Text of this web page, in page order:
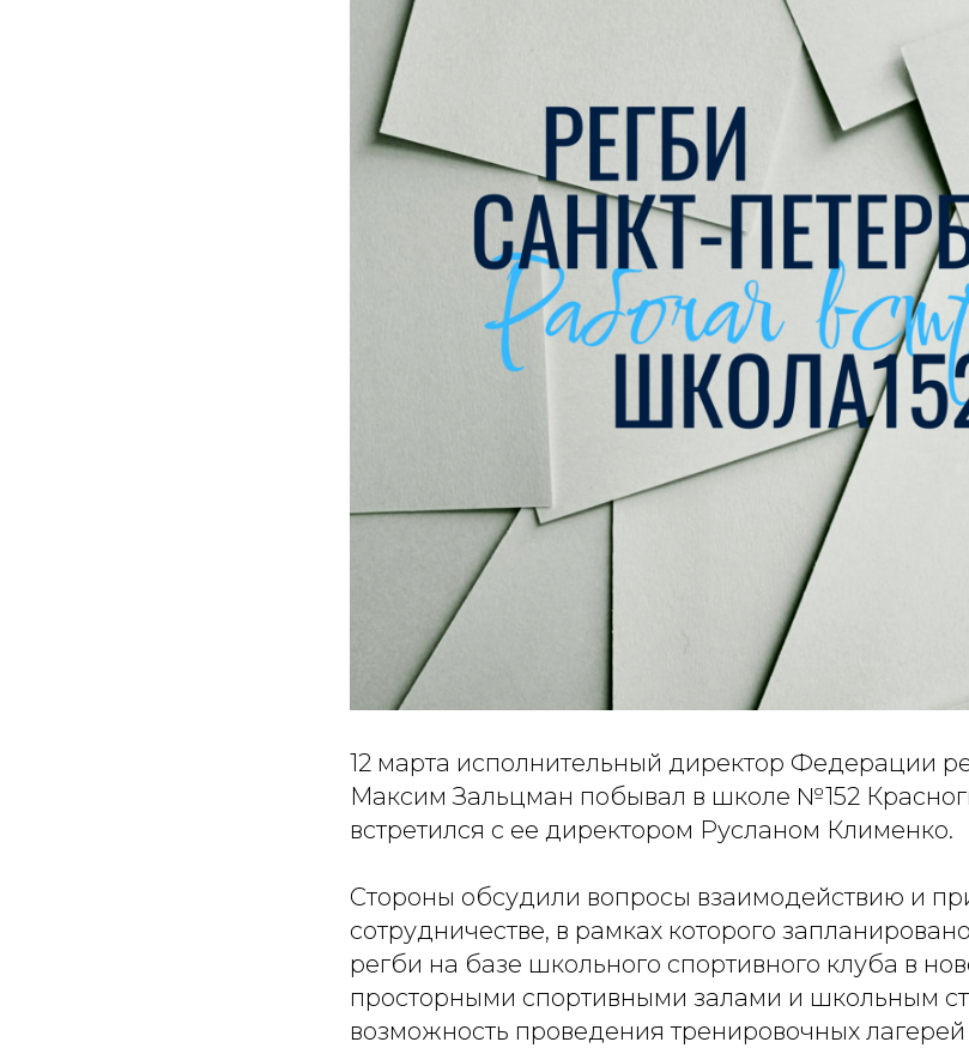
12 марта исполнительный директор Федерации
Максим Зальцман побывал в школе №152
встретился с ее директором Русланом Клименко.
Стороны обсудили вопросы взаимодействию и
сотрудничестве, в рамках которого
регби на базе школьного спортивного клуба в
просторными спортивными залами и школьным
возможность проведения тренировочных